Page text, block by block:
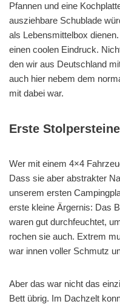
Pfannen und eine
ausziehbare Schublade
als Lebensmittelbox
einen coolen Eindruck.
den wir aus Deutschland
auch hier nebem dem
mit dabei war.
Erste Stolpersteine
Wer mit einem 4×4
Dass sie aber abstrakter
unserem ersten
erste kleine Ärgernis: Das
waren gut durchfeuchtet,
rochen sie auch. Extrem
war innen voller Schmutz
Aber das war nicht das
Bett übrig. Im Dachzelt